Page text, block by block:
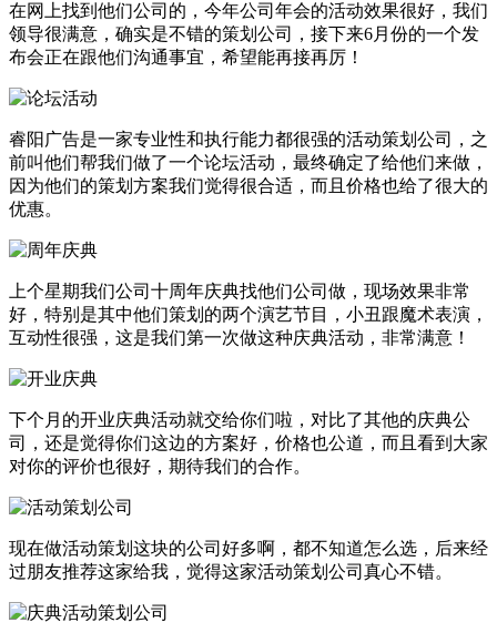
在网上找到他们公司的，今年公司年会的活动效果很好，我们
领导很满意，确实是不错的策划公司，接下来6月份的一个发
布会正在跟他们沟通事宜，希望能再接再厉！
睿阳广告是一家专业性和执行能力都很强的活动策划公司，之
前叫他们帮我们做了一个论坛活动，最终确定了给他们来做，
因为他们的策划方案我们觉得很合适，而且价格也给了很大的
优惠。
上个星期我们公司十周年庆典找他们公司做，现场效果非常
好，特别是其中他们策划的两个演艺节目，小丑跟魔术表演，
互动性很强，这是我们第一次做这种庆典活动，非常满意！
下个月的开业庆典活动就交给你们啦，对比了其他的庆典公
司，还是觉得你们这边的方案好，价格也公道，而且看到大家
对你的评价也很好，期待我们的合作。
现在做活动策划这块的公司好多啊，都不知道怎么选，后来经
过朋友推荐这家给我，觉得这家活动策划公司真心不错。